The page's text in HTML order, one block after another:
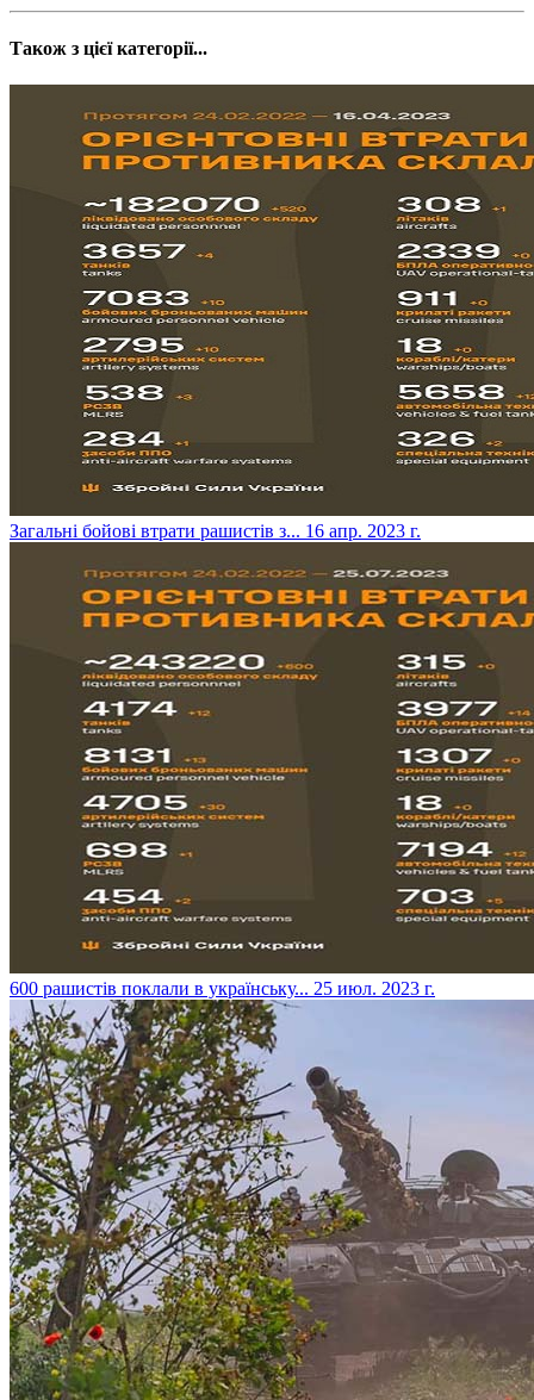
Також з цієї категорії...
Загальні бойові втрати рашистів з... 16 апр. 2023 г.
​600 рашистів поклали в українську... 25 июл. 2023 г.